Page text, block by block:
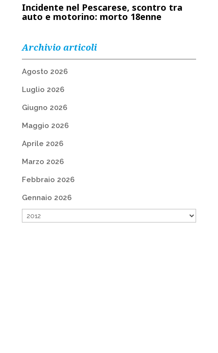
Incidente nel Pescarese, scontro tra
auto e motorino: morto 18enne
Archivio articoli
Agosto 2026
Luglio 2026
Giugno 2026
Maggio 2026
Aprile 2026
Marzo 2026
Febbraio 2026
Gennaio 2026